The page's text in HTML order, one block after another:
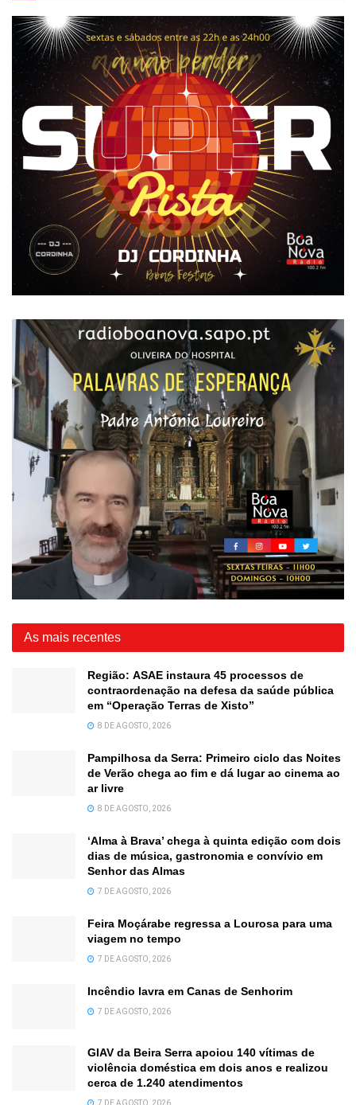
As mais recentes
Região: ASAE instaura 45 processos de
contraordenação na defesa da saúde pública
em “Operação Terras de Xisto”
8 DE AGOSTO, 2026
Pampilhosa da Serra: Primeiro ciclo das Noites
de Verão chega ao fim e dá lugar ao cinema ao
ar livre
8 DE AGOSTO, 2026
‘Alma à Brava’ chega à quinta edição com dois
dias de música, gastronomia e convívio em
Senhor das Almas
7 DE AGOSTO, 2026
Feira Moçárabe regressa a Lourosa para uma
viagem no tempo
7 DE AGOSTO, 2026
Incêndio lavra em Canas de Senhorim
7 DE AGOSTO, 2026
GIAV da Beira Serra apoiou 140 vítimas de
violência doméstica em dois anos e realizou
cerca de 1.240 atendimentos
7 DE AGOSTO, 2026